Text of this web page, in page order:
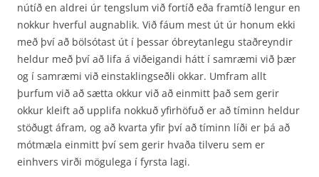
nútíð en aldrei úr tengslum við fortíð eða framtíð lengur en
nokkur hverful augnablik. Við fáum mest út úr honum ekki
með því að bölsótast út í þessar óbreytanlegu staðreyndir
heldur með því að lifa á viðeigandi hátt í samræmi við þær
og í samræmi við einstaklingseðli okkar. Umfram allt
þurfum við að sætta okkur við að einmitt það sem gerir
okkur kleift að upplifa nokkuð yfirhöfuð er að tíminn heldur
stöðugt áfram, og að kvarta yfir því að tíminn líði er þá að
mótmæla einmitt því sem gerir hvaða tilveru sem er
einhvers virði mögulega í fyrsta lagi.